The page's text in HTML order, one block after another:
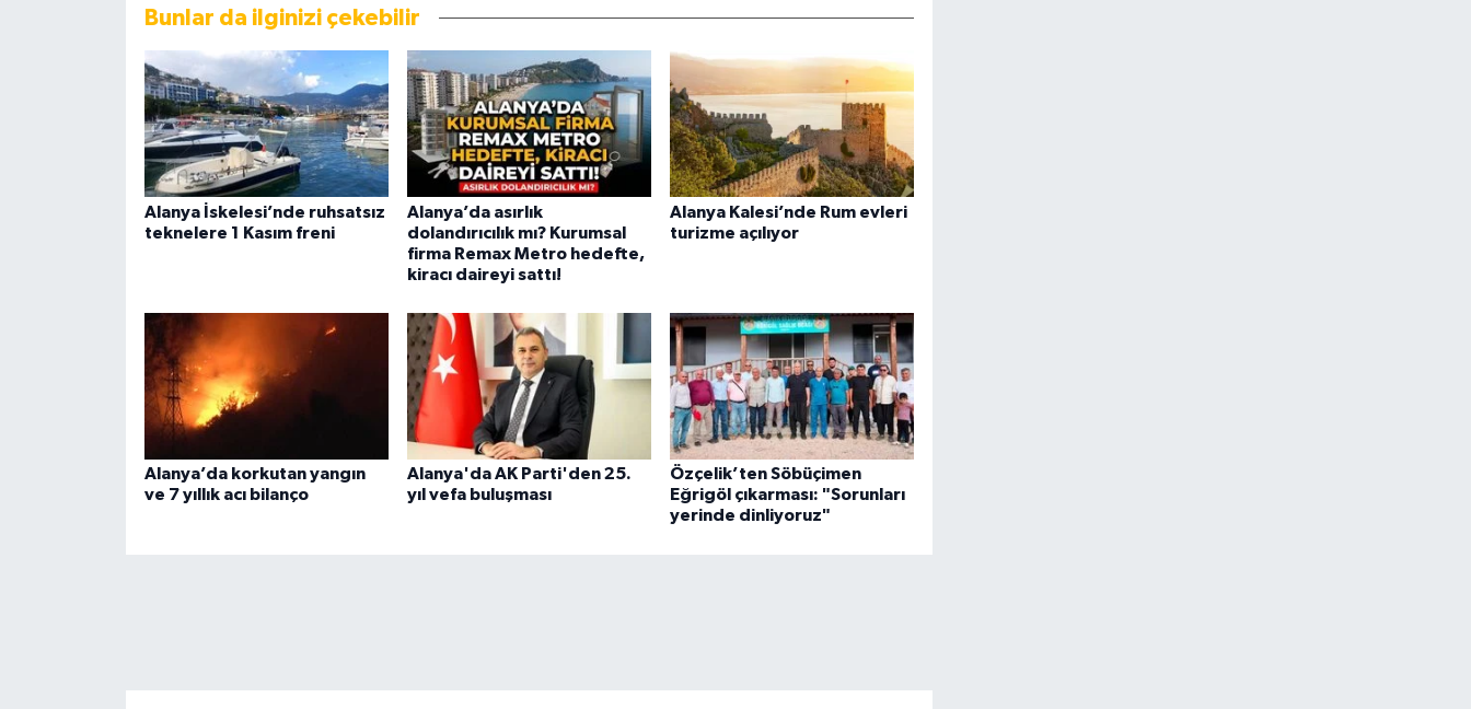
Bunlar da ilginizi çekebilir
Alanya İskelesi’nde ruhsatsız
teknelere 1 Kasım freni
Alanya’da asırlık
dolandırıcılık mı? Kurumsal
firma Remax Metro hedefte,
kiracı daireyi sattı!
Alanya Kalesi’nde Rum evleri
turizme açılıyor
Alanya’da korkutan yangın
ve 7 yıllık acı bilanço
Alanya'da AK Parti'den 25.
yıl vefa buluşması
Özçelik’ten Söbüçimen
Eğrigöl çıkarması: "Sorunları
yerinde dinliyoruz"